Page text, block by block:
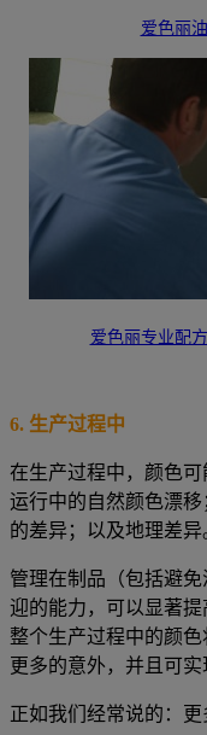
爱色丽
爱色丽专业配
6. 生产过程中
在生产过程中，颜色
运行中的自然颜色漂
的差异；以及地理差异
管理在制品（包括避
迎的能力，可以显著
整个生产过程中的颜
更多的意外，并且可
正如我们经常说的：